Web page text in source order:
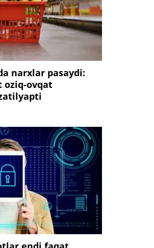
narxlar pasaydi:
oziq-ovqat